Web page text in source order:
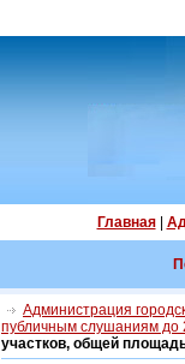
Главная|
Администрация
публичным слушаниям до
участков, общей